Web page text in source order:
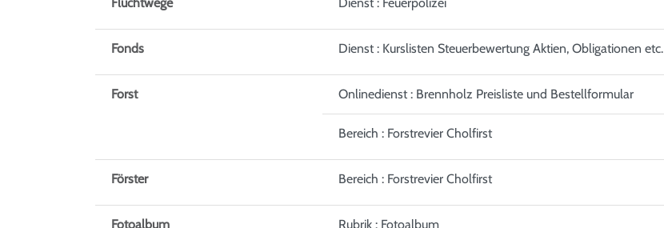
Fonds Dienst : Kurslisten Steuerbewertung Aktien, Obligationen etc.
Forst Onlinedienst : Brennholz Preisliste und Bestellformular
Bereich : Forstrevier Cholfirst
Förster Bereich : Forstrevier Cholfirst
Fotoalbum Rubrik : Fotoalbum